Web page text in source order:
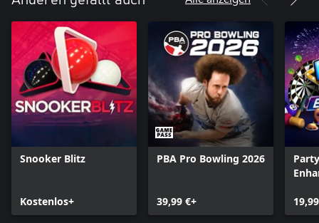
Snooker Blitz
Kostenlos+
PBA Pro Bowling 2026
39,99 €+